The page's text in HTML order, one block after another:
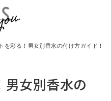
を彩る！男女別香水の付け方ガイド！
女別香水の